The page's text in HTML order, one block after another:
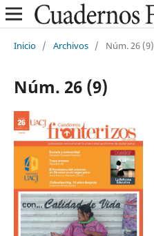
Inicio / Archivos / Núm. 26 (9)
Núm. 26 (9)